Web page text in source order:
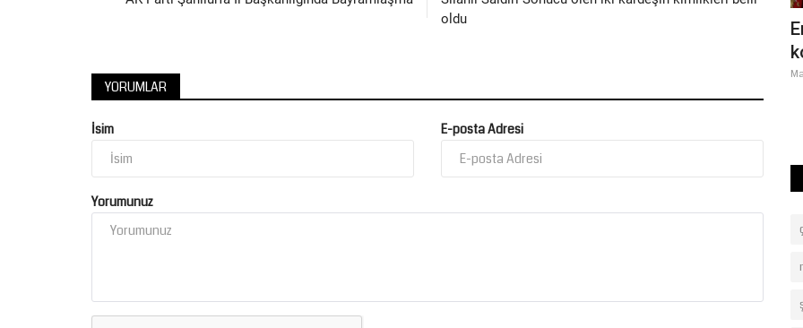
oldu
YORUMLAR
İsim E-posta Adresi
Yorumunuz
Türk Gençliği Büyük Kurultayı" binlerce
Mayıs 14, 2026
Ülkü Ocakları Eğitim ve Kültür Vakfı Genel Başkanı Ahmet Yiğit
Cumhuriyet Halk Partisi (CHP) yönetimi, son büyük kurultayın